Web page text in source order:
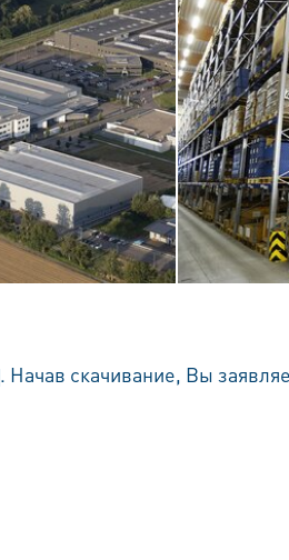
. Начав скачивание, Вы